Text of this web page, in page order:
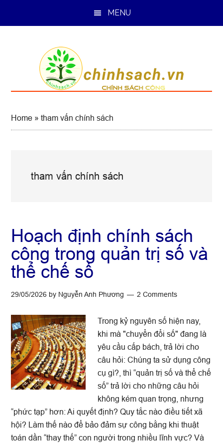
MENU
Home »tham vấn chính sách
tham vấn chính sách
Hoạch định chính sách
công trong quản trị số và
thể chế số
29/05/2026 by Nguyễn Anh Phương 2 Comments
Trong kỷ nguyên số hiện nay,
khi mà "chuyển đổi số" đang là
yêu cầu cấp bách, trả lời cho
câu hỏi: Chúng ta sử dụng công
cụ gì?, thì “quản trị số và thể chế
số” trả lời cho những câu hỏi
không kém quan trọng, nhưng
“phức tạp” hơn: Ai quyết định? Quy tắc nào điều tiết xã
hội? Làm thế nào để bảo đảm sự công bằng khi thuật
toán dần “thay thế” con người trong nhiều lĩnh vực? Và